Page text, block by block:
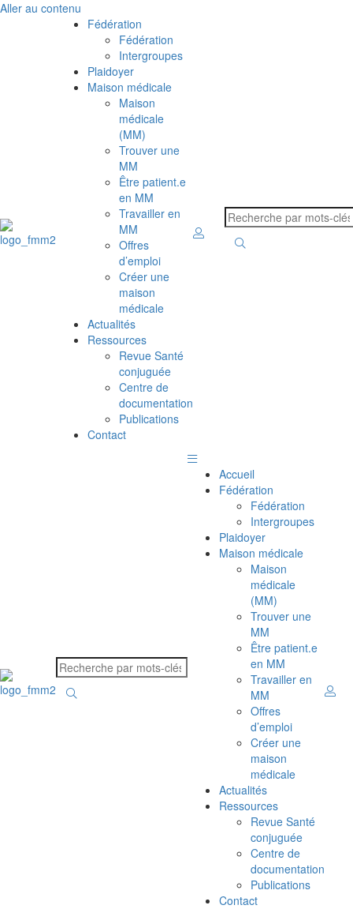
Aller au contenu
Fédération
Fédération
Intergroupes
Plaidoyer
Maison médicale
Maison
médicale
(MM)
Trouver une
MM
Être patient.e
en MM
Travailler en
MM
Offres
d’emploi
Créer une
maison
médicale
Actualités
Ressources
Revue Santé
conjuguée
Centre de
documentation
Publications
Contact
Accueil
Fédération
Fédération
Intergroupes
Plaidoyer
Maison médicale
Maison
médicale
(MM)
Trouver une
MM
Être patient.e
en MM
Travailler en
MM
Offres
d’emploi
Créer une
maison
médicale
Actualités
Ressources
Revue Santé
conjuguée
Centre de
documentation
Publications
Contact